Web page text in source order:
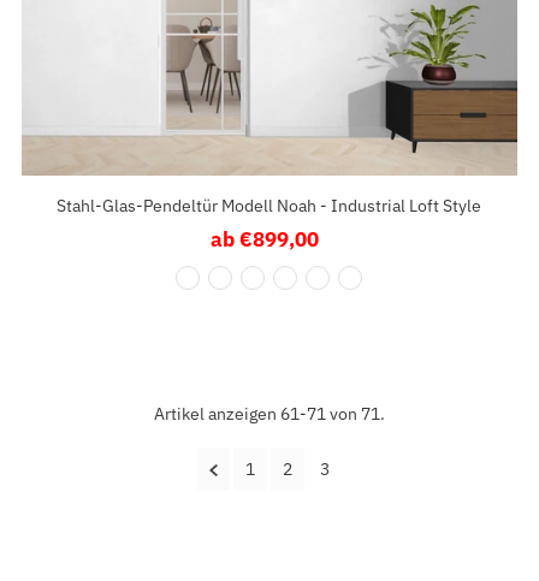
Stahl-Glas-Pendeltür Modell Noah - Industrial Loft Style
Regulärer
Preis
ab €899,00
Artikel anzeigen 61-71 von 71.
1 2 3